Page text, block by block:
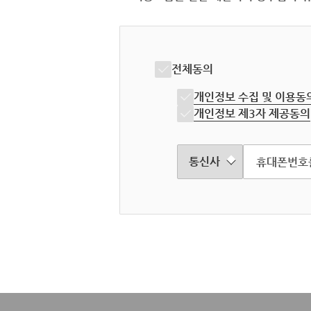
전체동의
개인정보 수집 및 이용동
개인정보 제3자 제공동의